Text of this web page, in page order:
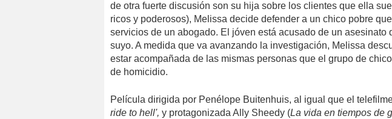
de otra fuerte discusión son su hija sobre los clientes que ella
ricos y poderosos), Melissa decide defender a un chico pobre
servicios de un abogado. El jóven está acusado de un asesinato
suyo. A medida que va avanzando la investigación, Melissa
estar acompañada de las mismas personas que el grupo de
de homicidio.
Película dirigida por Penélope Buitenhuis, al igual que el
ride to hell', y protagonizada Ally Sheedy (La vida en tiempos de